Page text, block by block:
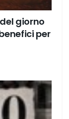
giorno
per